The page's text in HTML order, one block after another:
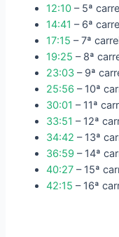
12:10 – 5ª
14:41 – 6ª
17:15 – 7ª
19:25 – 8ª
23:03 – 9ª
25:56 – 10ª
30:01 – 11ª
33:51 – 12ª
34:42 – 13ª
36:59 – 14ª
40:27 – 15ª
42:15 – 16ª